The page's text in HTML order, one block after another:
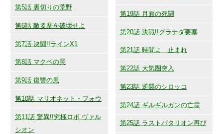
第5話 裏切りの荒野
第6話 敵要塞を破壊せよ
第7話 決闘!!ラインX1
第8話 マクベの罠
第9話 復讐の風
第10話 マリオネット・フォウ
第11話 驚異!!究極ロボ ヴァル
シオン
第19話 月面の死闘
第20話 決戦!!グラナダ要塞
第21話 時間よ 止まれ
第22話 大気圏突入
第23話 逆襲のシロッコ
第24話 ギルギルガンの亡霊
第25話 ラストバタリオン再び